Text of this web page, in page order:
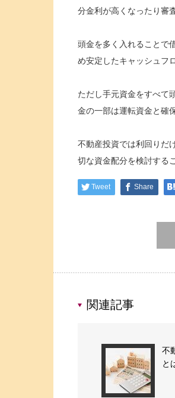
分金利が高くなったり審
頭金を多く入れることで
め安定したキャッシュフ
ただし手元資金をすべて
金の一部は運転資金と確
不動産投資では利回りだ
切な資金配分を検討する
Tweet Share
関連記事
不
と